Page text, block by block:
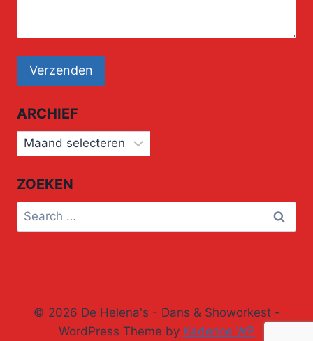
ARCHIEF
Archief
ZOEKEN
Search
for:
© 2026 De Helena's - Dans & Showorkest -
WordPress Theme by Kadence WP